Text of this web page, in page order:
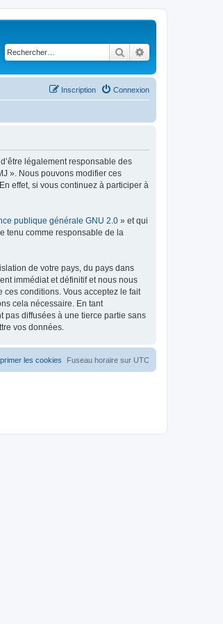
Rechercher
Connexion
Inscription
légalement responsable des
». Nous pouvons modifier ces
effet, si vous continuez à participer à
publique générale GNU 2.0 » et qui
tenu comme responsable de la
de votre pays, du pays dans
immédiat et définitif et nous nous
ces conditions. Vous acceptez le fait
cela nécessaire. En tant
pas diffusées à une tierce partie sans
vos données.
Fuseau horaire sur UTC
les cookies